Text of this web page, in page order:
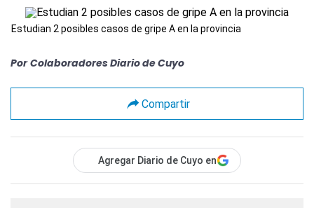
Estudian 2 posibles casos de gripe A en la provincia
Por Colaboradores Diario de Cuyo
Compartir
Agregar Diario de Cuyo en